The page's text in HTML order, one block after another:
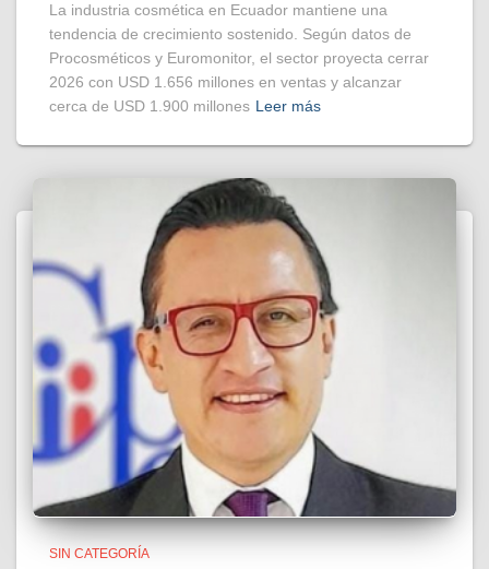
La industria cosmética en Ecuador mantiene una
tendencia de crecimiento sostenido. Según datos de
Procosméticos y Euromonitor, el sector proyecta cerrar
2026 con USD 1.656 millones en ventas y alcanzar
cerca de USD 1.900 millones Leer más
SIN CATEGORÍA